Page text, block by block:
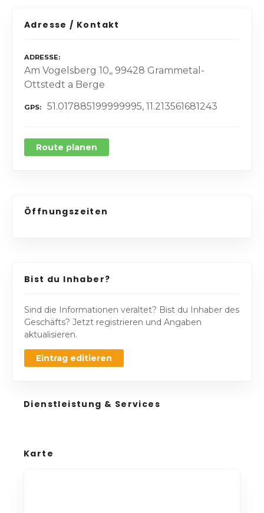
Adresse / Kontakt
ADRESSE
Am Vogelsberg 10,, 99428 Grammetal-
Ottstedt a Berge
GPS 51.017885199999995, 11.213561681243
Route planen
Öffnungszeiten
Bist du Inhaber?
Sind die Informationen veraltet? Bist du Inhaber des
Geschäfts? Jetzt registrieren und Angaben
aktualisieren.
Eintrag editieren
Dienstleistung & Services
Karte